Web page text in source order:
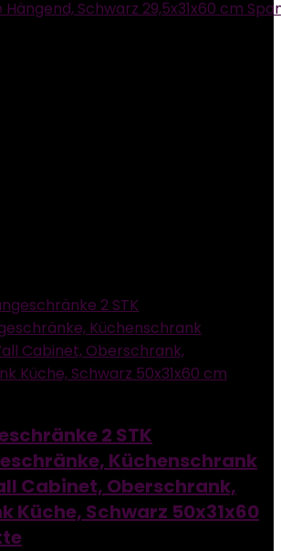
Schwarz 29,5x31x60 cm
2 STK
Küchenschrank
Cabinet, Oberschrank,
Küche, Schwarz 50x31x60